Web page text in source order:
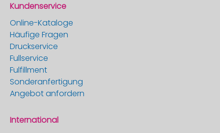
Kundenservice
Online-Kataloge
Häufige Fragen
Druckservice
Fullservice
Fulfillment
Sonderanfertigung
Angebot anfordern
International